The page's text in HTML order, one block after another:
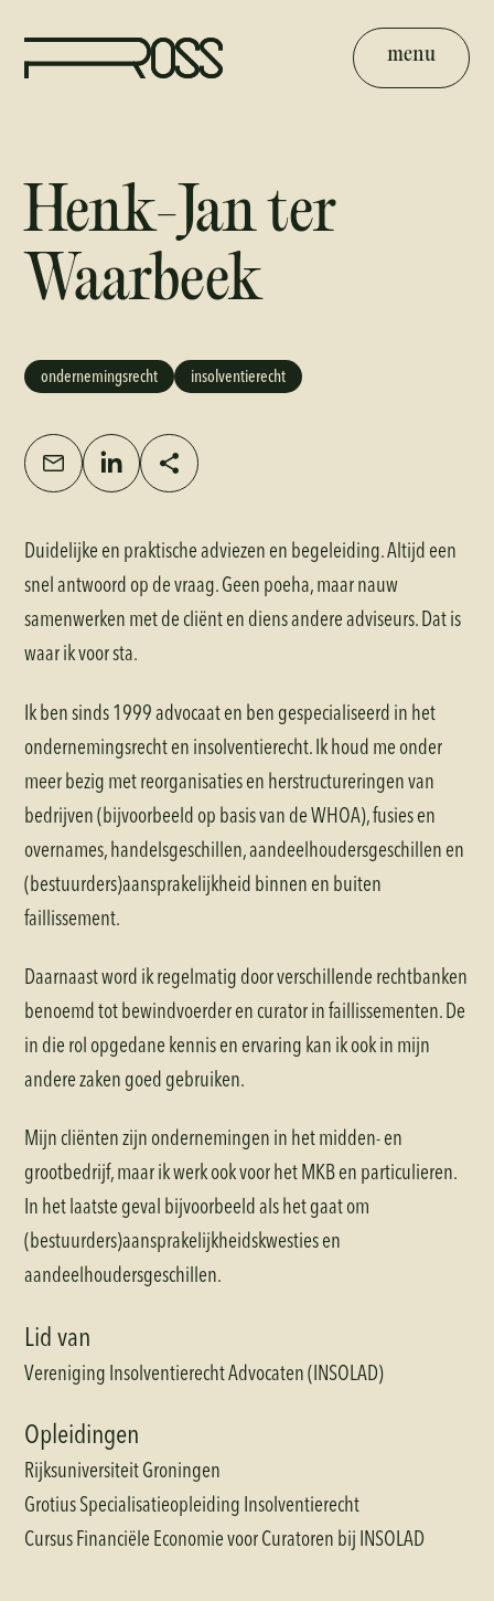
menu
Henk-Jan ter
Waarbeek
ondernemingsrecht insolventierecht
Duidelijke en praktische adviezen en begeleiding. Altijd een
snel antwoord op de vraag. Geen poeha, maar nauw
samenwerken met de cliënt en diens andere adviseurs. Dat is
waar ik voor sta.
Ik ben sinds 1999 advocaat en ben gespecialiseerd in het
ondernemingsrecht en insolventierecht. Ik houd me onder
meer bezig met reorganisaties en herstructureringen van
bedrijven (bijvoorbeeld op basis van de WHOA), fusies en
overnames, handelsgeschillen, aandeelhoudersgeschillen en
(bestuurders)aansprakelijkheid binnen en buiten
faillissement.
Daarnaast word ik regelmatig door verschillende rechtbanken
benoemd tot bewindvoerder en curator in faillissementen. De
in die rol opgedane kennis en ervaring kan ik ook in mijn
andere zaken goed gebruiken.
Mijn cliënten zijn ondernemingen in het midden- en
grootbedrijf, maar ik werk ook voor het MKB en particulieren.
In het laatste geval bijvoorbeeld als het gaat om
(bestuurders)aansprakelijkheidskwesties en
aandeelhoudersgeschillen.
Lid van
Vereniging Insolventierecht Advocaten (INSOLAD)
Opleidingen
Rijksuniversiteit Groningen
Grotius Specialisatieopleiding Insolventierecht
Cursus Financiële Economie voor Curatoren bij INSOLAD